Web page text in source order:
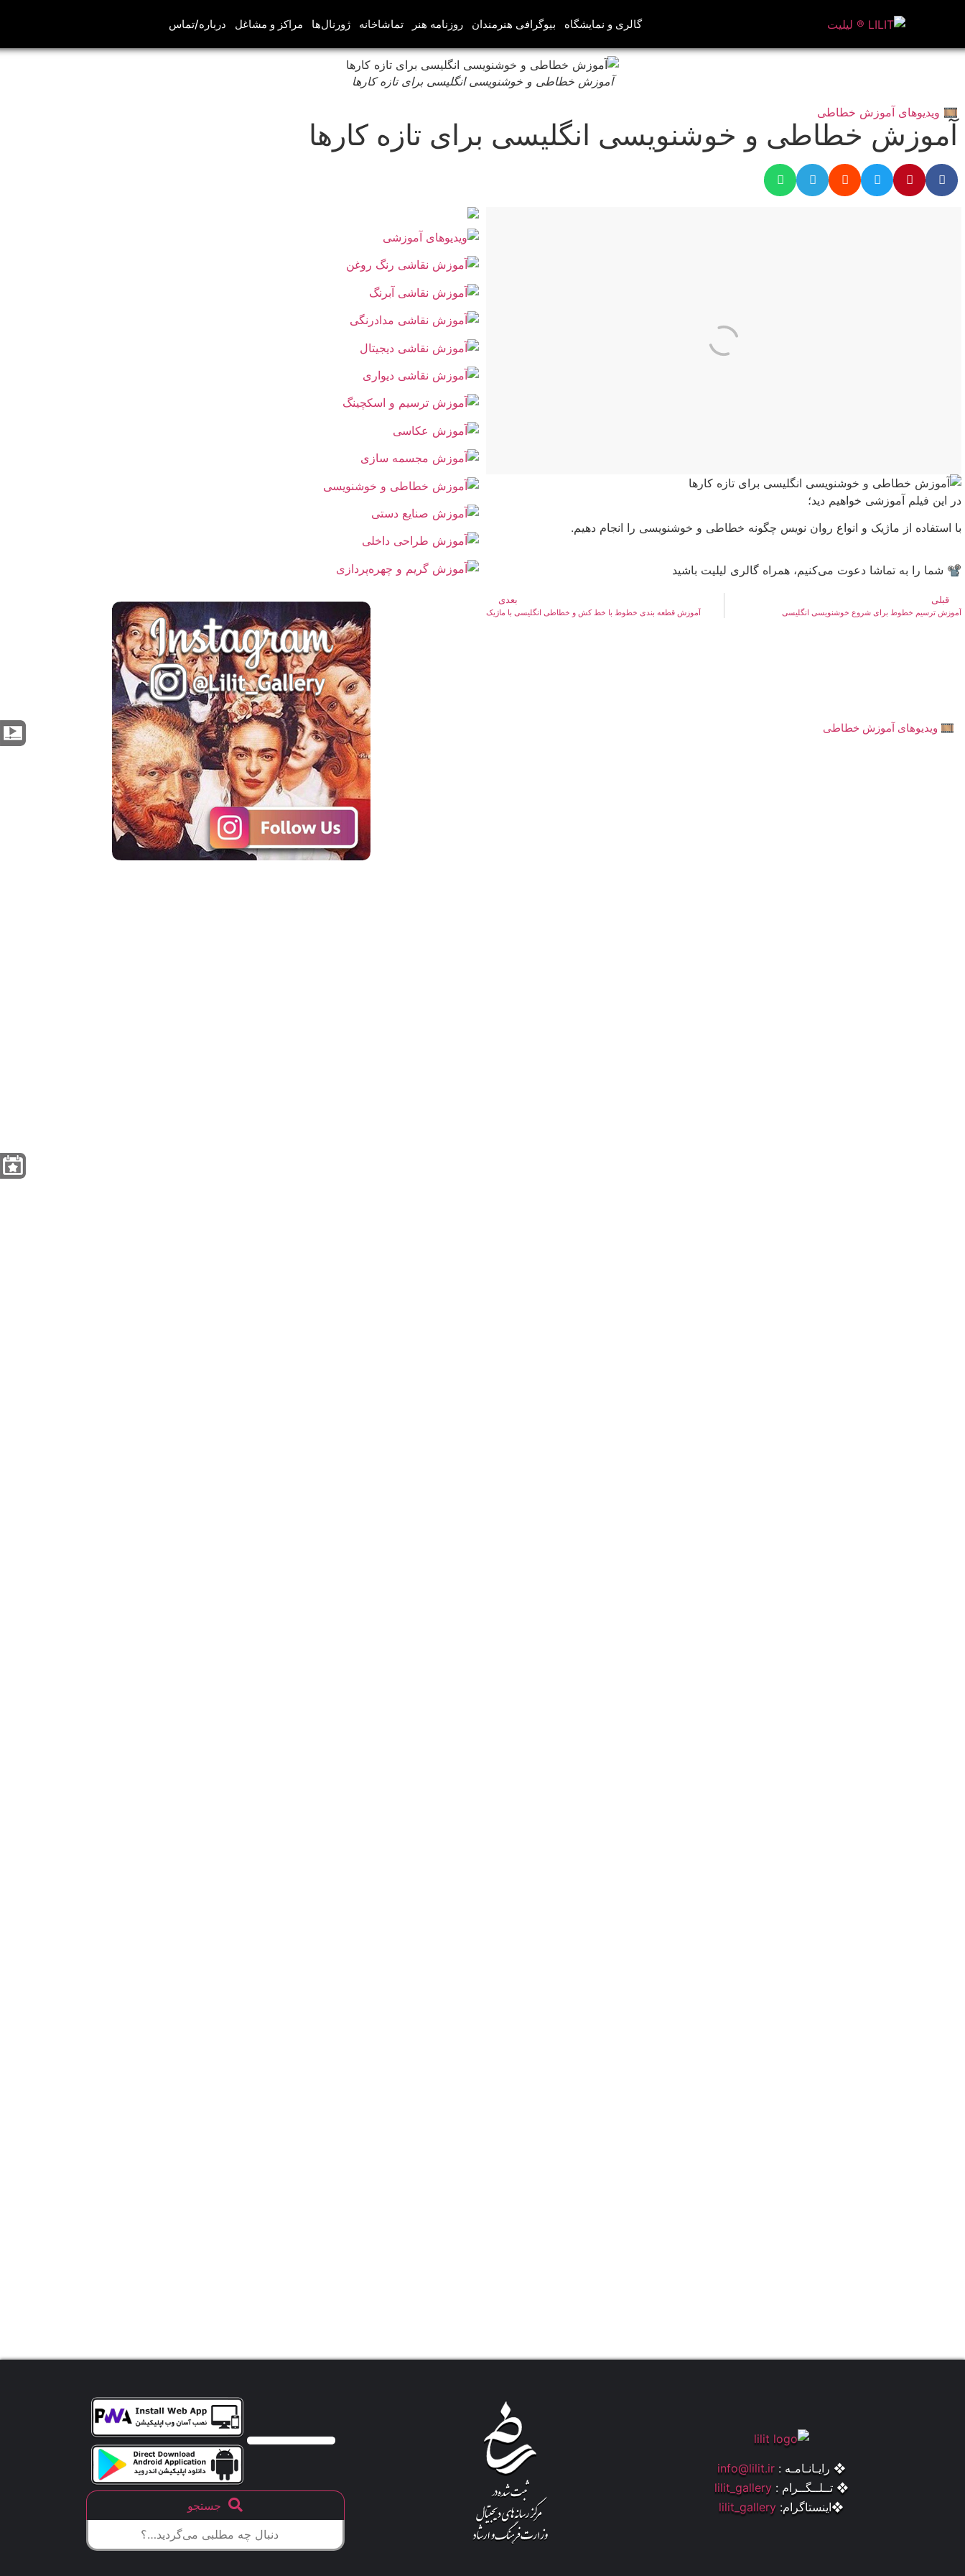
گالری و نمایشگاه بیوگرافی هنرمندان روزنامه هنر تماشاخانه ژورنال‌ها مراکز و مشاغل درباره/تماس
آموزش خطاطی و خوشنویسی انگلیسی برای تازه کارها
🎞️ ویدیوهای آموزش خطاطی
آموزش خطاطی و خوشنویسی انگلیسی برای تازه کارها
در این فیلم آموزشی خواهیم دید؛
با استفاده از ماژیک و انواع روان نویس چگونه خطاطی و خوشنویسی را انجام دهیم.
📽 شما را به تماشا دعوت می‌کنیم، همراه گالری لیلیت باشید
قبلی
آموزش ترسیم خطوط برای شروع خوشنویسی انگلیسی
بعدی
آموزش قطعه بندی خطوط با خط کش و خطاطی انگلیسی با ماژیک
🎞️ ویدیوهای آموزش خطاطی
❖ رایـانـامـه : info@lilit.ir
❖ تــلــگــرام : lilit_gallery
❖اینستاگرام: lilit_gallery جستجو